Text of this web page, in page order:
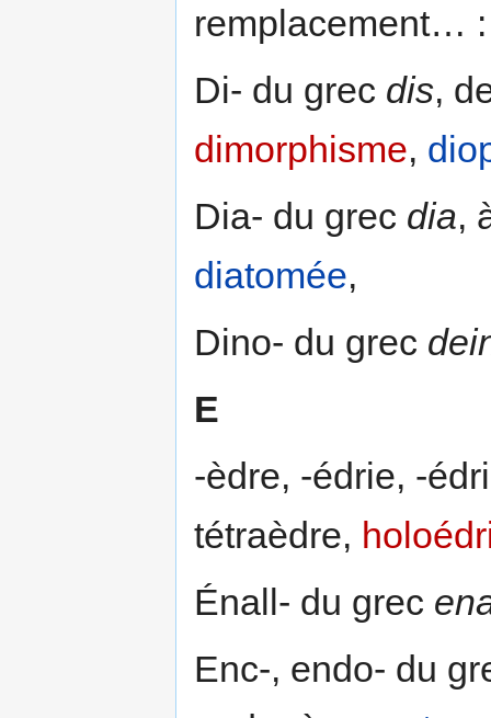
remplacement…
Di- du grec dis,
dimorphisme,
Dia- du grec dia,
diatomée,
Dino- du grec
E
-èdre, -édrie, -
tétraèdre,
Énall- du grec
Enc-, endo- du